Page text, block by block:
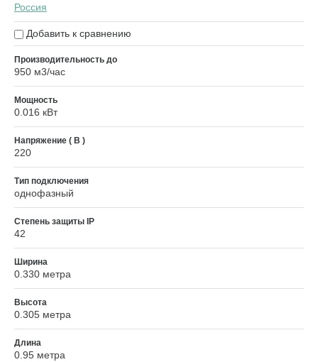
Россия
Добавить к сравнению
Производительность до
950 м3/час
Мощность
0.016 кВт
Напряжение ( В )
220
Тип подключения
однофазный
Степень защиты IP
42
Ширина
0.330 метра
Высота
0.305 метра
Длина
0.95 метра